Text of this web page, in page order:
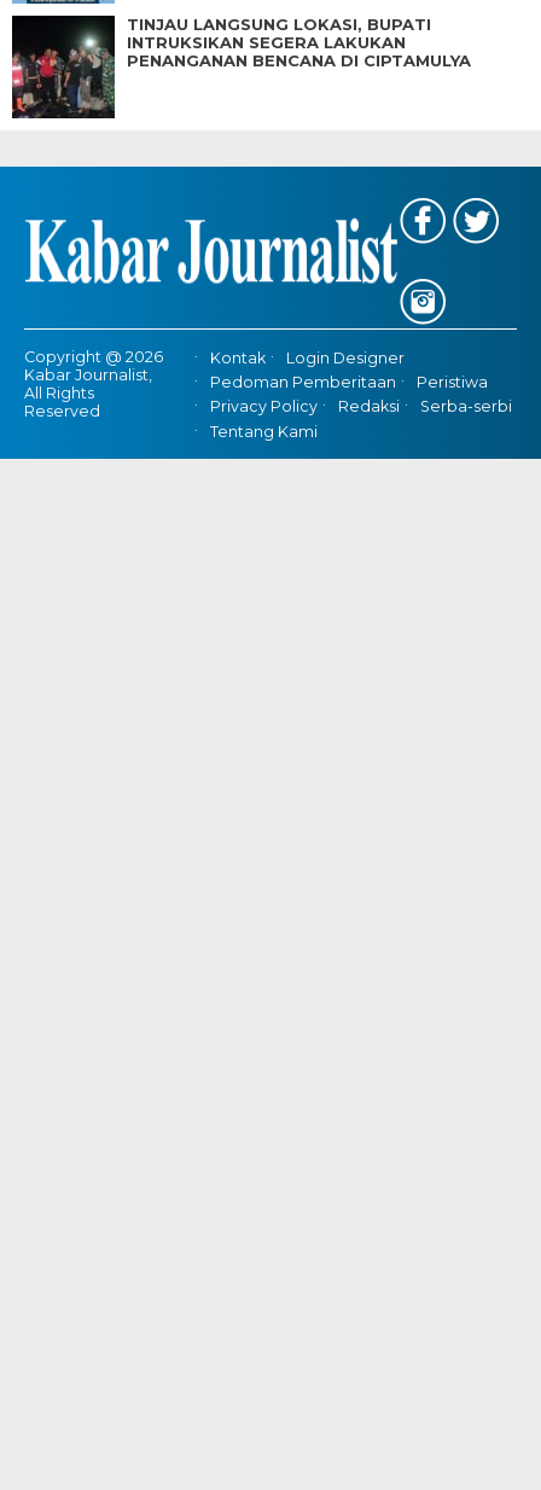
TINJAU LANGSUNG LOKASI, BUPATI
INTRUKSIKAN SEGERA LAKUKAN
PENANGANAN BENCANA DI CIPTAMULYA
Copyright @ 2026
Kabar Journalist,
All Rights
Reserved
Kontak
Login Designer
Pedoman Pemberitaan
Peristiwa
Privacy Policy
Redaksi
Serba-serbi
Tentang Kami